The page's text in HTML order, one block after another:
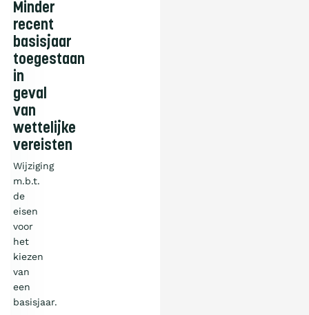
Minder
recent
basisjaar
toegestaan
in
geval
van
wettelijke
vereisten
Wijziging
m.b.t.
de
eisen
voor
het
kiezen
van
een
basisjaar.